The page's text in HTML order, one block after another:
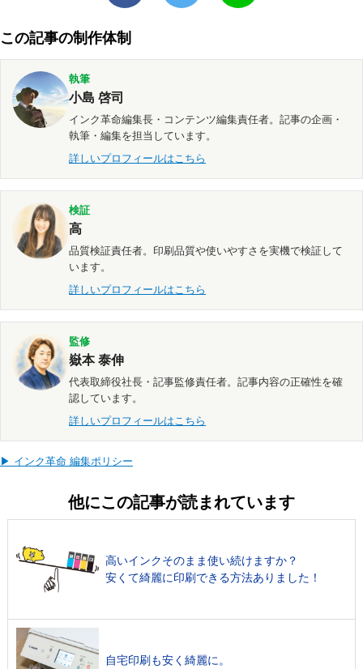
この記事の制作体制
執筆
小島 啓司
インク革命編集長・コンテンツ編集責任者。記事の企画・
執筆・編集を担当しています。
詳しいプロフィールはこちら
検証
高
品質検証責任者。印刷品質や使いやすさを実機で検証して
います。
詳しいプロフィールはこちら
監修
嶽本 泰伸
代表取締役社長・記事監修責任者。記事内容の正確性を確
認しています。
詳しいプロフィールはこちら
▶ インク革命 編集ポリシー
他にこの記事が読まれています
高いインクそのまま使い続けますか？
安くて綺麗に印刷できる方法ありました！
自宅印刷も安く綺麗に。